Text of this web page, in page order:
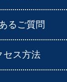
るご質問
セス方法